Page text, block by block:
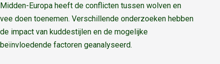
Midden-Europa heeft de conflicten tussen wolven en
vee doen toenemen. Verschillende onderzoeken hebben
de impact van kuddestijlen en de mogelijke
beïnvloedende factoren geanalyseerd.